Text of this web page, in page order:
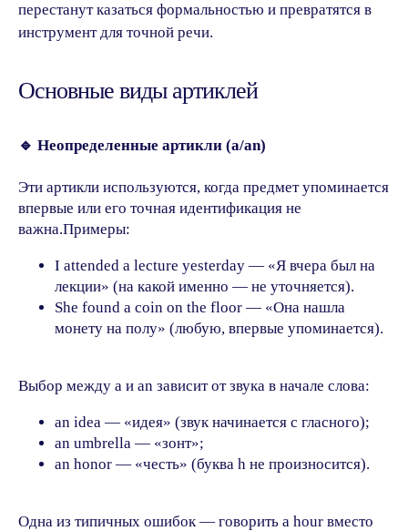
перестанут казаться формальностью и превратятся в
инструмент для точной речи.
Основные виды артиклей
🔹 Неопределенные артикли (a/an)
Эти артикли используются, когда предмет упоминается
впервые или его точная идентификация не
важна.Примеры:
I attended a lecture yesterday — «Я вчера был на
лекции» (на какой именно — не уточняется).
She found a coin on the floor — «Она нашла
монету на полу» (любую, впервые упоминается).
Выбор между a и an зависит от звука в начале слова:
an idea — «идея» (звук начинается с гласного);
an umbrella — «зонт»;
an honor — «честь» (буква h не произносится).
Одна из типичных ошибок — говорить a hour вместо